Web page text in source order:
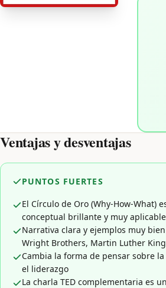
Ventajas y desventajas
PUNTOS FUERTES
El Círculo de Oro (Why-How-What)
conceptual brillante y muy aplicable
Narrativa clara y ejemplos muy
Wright Brothers, Martin Luther
Cambia la forma de pensar sobre
el liderazgo
La charla TED complementaria es